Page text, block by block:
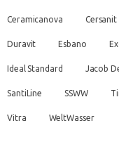
Ceramicanova Cersanit
Duravit Esbano
Ideal Standard Jacob
SantiLine SSWW
Vitra WeltWasser